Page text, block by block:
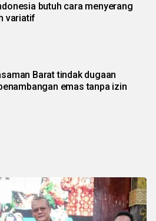
butuh cara menyerang
variatif
Barat tindak dugaan
emas tanpa izin